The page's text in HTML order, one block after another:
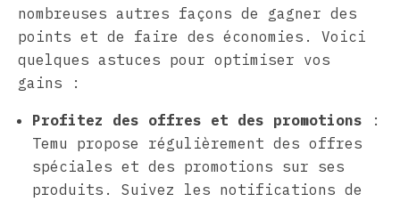
nombreuses autres façons de gagner des
points et de faire des économies. Voici
quelques astuces pour optimiser vos
gains :
Profitez des offres et des promotions :
Temu propose régulièrement des offres
spéciales et des promotions sur ses
produits. Suivez les notifications de